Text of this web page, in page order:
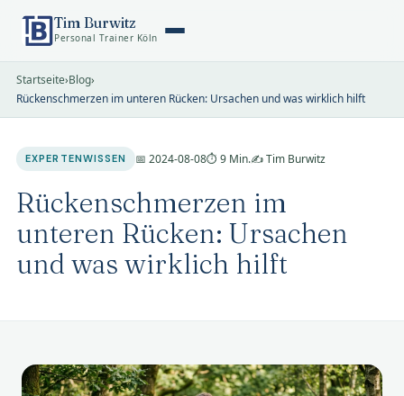
Tim Burwitz
Personal Trainer Köln
Startseite›Blog›
Rückenschmerzen im unteren Rücken: Ursachen und was wirklich hilft
EXPERTENWISSEN 📅 2024-08-08⏱ 9 Min.✍️ Tim Burwitz
Rückenschmerzen im
unteren Rücken: Ursachen
und was wirklich hilft